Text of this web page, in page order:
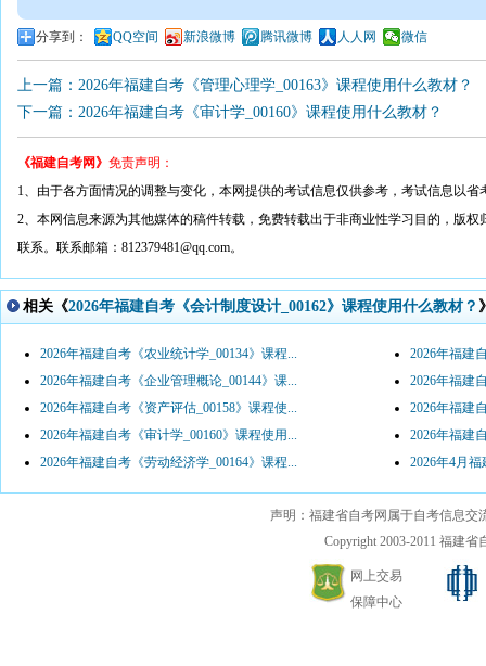
分享到： QQ空间 新浪微博 腾讯微博 人人网 微信
上一篇：2026年福建自考《管理心理学_00163》课程使用什么教材？
下一篇：2026年福建自考《审计学_00160》课程使用什么教材？
《福建自考网》 免责声明：
1、由于各方面情况的调整与变化，本网提供的考试信息仅供参考，考试信息以
2、本网信息来源为其他媒体的稿件转载，免费转载出于非商业性学习目的，版
联系。联系邮箱：812379481@qq.com。
相关《2026年福建自考《会计制度设计_00162》课程使用什么教材？
2026年福建自考《农业统计学_00134》课程...
2026年福建
2026年福建自考《企业管理概论_00144》课...
2026年福建
2026年福建自考《资产评估_00158》课程使...
2026年福建
2026年福建自考《审计学_00160》课程使用...
2026年福建
2026年福建自考《劳动经济学_00164》课程...
2026年4月
声明：福建省自考网属于自考信息
Copyright 2003-2011 福建省
网上交易
保障中心